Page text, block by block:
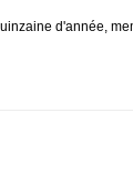
d'année,